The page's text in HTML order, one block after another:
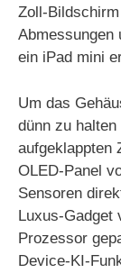
Zoll-
Abmessungen
ein iPad mini
Um das
dünn zu
aufgeklappten
OLED-Panel
Sensoren
Luxus-Gadget
Prozessor
Device-KI-